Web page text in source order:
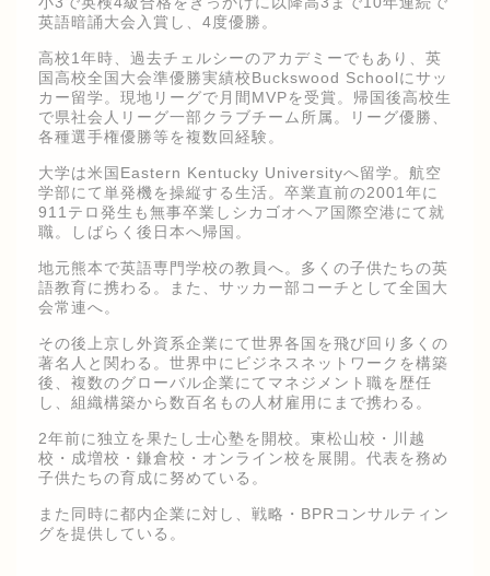
英語暗誦大会入賞し、4度優勝。
高校1年時、過去チェルシーのアカデミーでもあり、英
国高校全国大会準優勝実績校Buckswood Schoolにサッ
カー留学。現地リーグで月間MVPを受賞。帰国後高校生
で県社会人リーグ一部クラブチーム所属。リーグ優勝、
各種選手権優勝等を複数回経験。
大学は米国Eastern Kentucky Universityへ留学。航空
学部にて単発機を操縦する生活。卒業直前の2001年に
911テロ発生も無事卒業しシカゴオヘア国際空港にて就
職。しばらく後日本へ帰国。
地元熊本で英語専門学校の教員へ。多くの子供たちの英
語教育に携わる。また、サッカー部コーチとして全国大
会常連へ。
その後上京し外資系企業にて世界各国を飛び回り多くの
著名人と関わる。世界中にビジネスネットワークを構築
後、複数のグローバル企業にてマネジメント職を歴任
し、組織構築から数百名もの人材雇用にまで携わる。
2年前に独立を果たし士心塾を開校。東松山校・川越
校・成増校・鎌倉校・オンライン校を展開。代表を務め
子供たちの育成に努めている。
また同時に都内企業に対し、戦略・BPRコンサルティン
グを提供している。